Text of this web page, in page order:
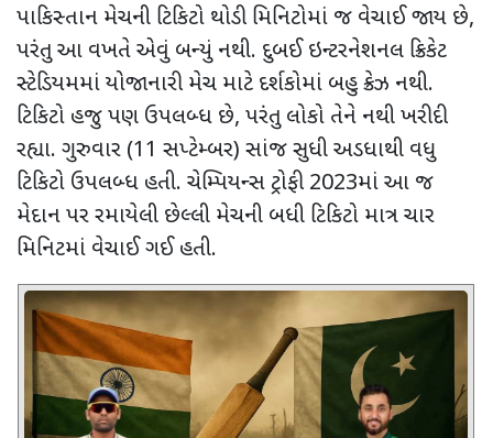
પાકિસ્તાન મેચની ટિકિટો થોડી મિનિટોમાં જ વેચાઈ જાય છે,
પરંતુ આ વખતે એવું બન્યું નથી. દુબઈ ઇન્ટરનેશનલ ક્રિકેટ
સ્ટેડિયમમાં યોજાનારી મેચ માટે દર્શકોમાં બહુ ક્રેઝ નથી.
ટિકિટો હજુ પણ ઉપલબ્ધ છે, પરંતુ લોકો તેને નથી ખરીદી
રહ્યા. ગુરુવાર (11 સપ્ટેમ્બર) સાંજ સુધી અડધાથી વધુ
ટિકિટો ઉપલબ્ધ હતી. ચેમ્પિયન્સ ટ્રોફી 2023માં આ જ
મેદાન પર રમાયેલી છેલ્લી મેચની બધી ટિકિટો માત્ર ચાર
મિનિટમાં વેચાઈ ગઈ હતી.